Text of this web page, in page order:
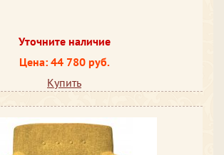
Уточните наличие
Цена: 44 780 руб.
Купить